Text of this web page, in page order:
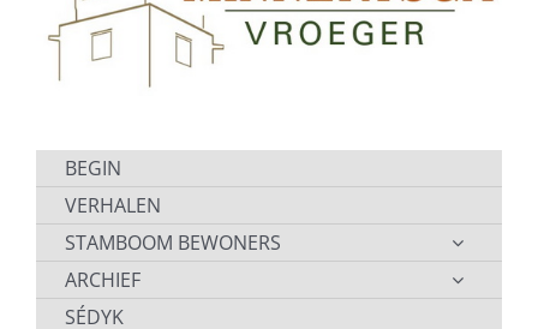
BEGIN
VERHALEN
STAMBOOM BEWONERS
ARCHIEF
SÉDYK